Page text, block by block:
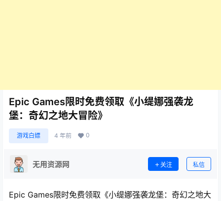
Epic Games限时免费领取《小缇娜强袭龙
堡：奇幻之地大冒险》
游戏白嫖 4 年前 0
无用资源网 关注 私信
Epic Games限时免费领取《小缇娜强袭龙堡：奇幻之地大